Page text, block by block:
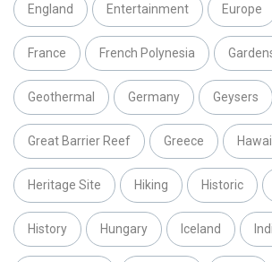
England Entertainment Europe
France French Polynesia
Geothermal Germany Geysers
Great Barrier Reef Greece
Heritage Site Hiking Historic
History Hungary Iceland